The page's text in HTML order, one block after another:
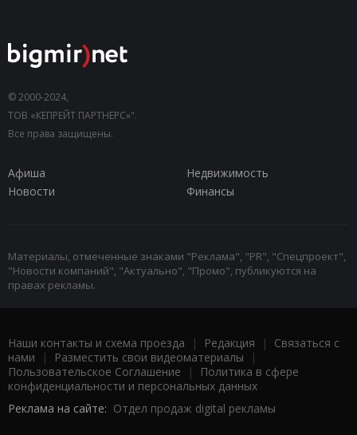
© 2000-2024,
ТОВ «КЕПРЕЙТ ПАРТНЕРС»".
Все права защищены.
Афиша
Недвижимость
Новости
Финансы
Материалы, отмеченные знаками "Реклама", "PR", "Спецпроект",
"Новости компаний", "Актуально", "Промо", публикуются на
правах рекламы.
Наши контакты и схема проезда | Редакция | Связаться с
нами | Разместить свои видеоматериалы |
Пользовательское Соглашение |
Политика в сфере
конфиденциальности и персональных данных
Реклама на сайте: Отдел продаж digital рекламы